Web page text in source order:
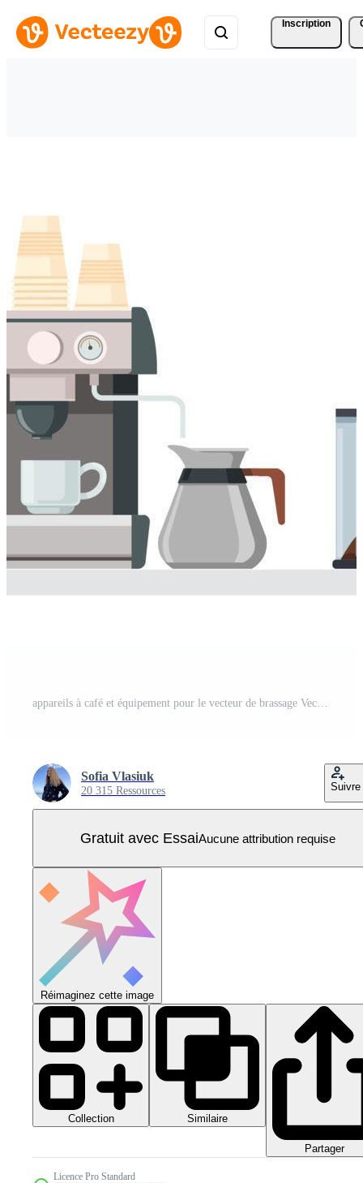
Inscription
appareils à café et équipement pour le vecteur de brassage Vecteur Pro
Sofia Vlasiuk
20 315 Ressources Suivre
Gratuit avec EssaiAucune attribution requise
Réimaginez cette image
Collection Similaire
Partager
Licence Pro Standard